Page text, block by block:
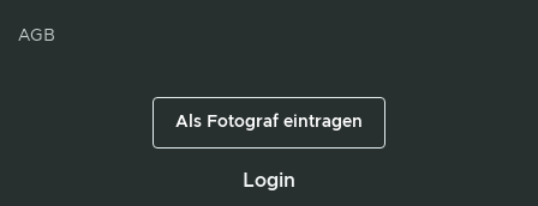
AGB
Als Fotograf eintragen
Login